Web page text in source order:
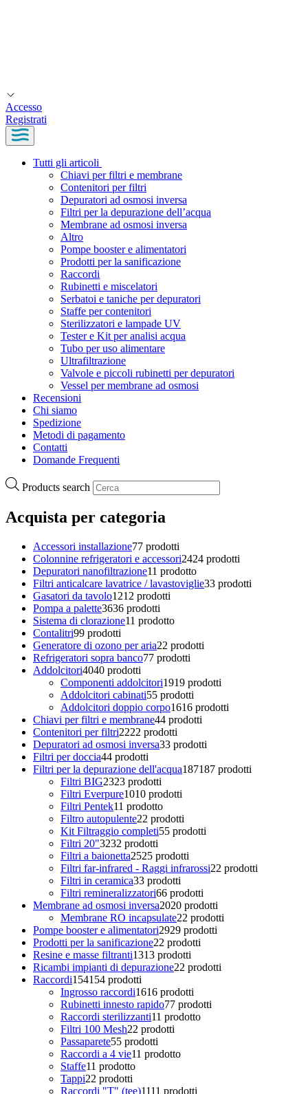
Accesso
Registrati
Tutti gli articoli
Chiavi per filtri e membrane
Contenitori per filtri
Depuratori ad osmosi inversa
Filtri per la depurazione dell’acqua
Membrane ad osmosi inversa
Altro
Pompe booster e alimentatori
Prodotti per la sanificazione
Raccordi
Rubinetti e miscelatori
Serbatoi e taniche per depuratori
Staffe per contenitori
Sterilizzatori e lampade UV
Tester e Kit per analisi acqua
Tubo per uso alimentare
Ultrafiltrazione
Valvole e piccoli rubinetti per depuratori
Vessel per membrane ad osmosi
Recensioni
Chi siamo
Spedizione
Metodi di pagamento
Contatti
Domande Frequenti
Products search
Acquista per categoria
Accessori installazione77 prodotti
Colonnine refrigeratori e accessori2424 prodotti
Depuratori nanofiltrazione11 prodotto
Filtri anticalcare lavatrice / lavastoviglie33 prodotti
Gasatori da tavolo1212 prodotti
Pompa a palette3636 prodotti
Sistema di clorazione11 prodotto
Contalitri99 prodotti
Generatore di ozono per aria22 prodotti
Refrigeratori sopra banco77 prodotti
Addolcitori4040 prodotti
Componenti addolcitori1919 prodotti
Addolcitori cabinati55 prodotti
Addolcitori doppio corpo1616 prodotti
Chiavi per filtri e membrane44 prodotti
Contenitori per filtri2222 prodotti
Depuratori ad osmosi inversa33 prodotti
Filtri per doccia44 prodotti
Filtri per la depurazione dell'acqua187187 prodotti
Filtri BIG2323 prodotti
Filtri Everpure1010 prodotti
Filtri Pentek11 prodotto
Filtro autopulente22 prodotti
Kit Filtraggio completi55 prodotti
Filtri 20"3232 prodotti
Filtri a baionetta2525 prodotti
Filtri far-infrared - Raggi infrarossi22 prodotti
Filtri in ceramica33 prodotti
Filtri remineralizzatori66 prodotti
Membrane ad osmosi inversa2020 prodotti
Membrane RO incapsulate22 prodotti
Pompe booster e alimentatori2929 prodotti
Prodotti per la sanificazione22 prodotti
Resine e masse filtranti1313 prodotti
Ricambi impianti di depurazione22 prodotti
Raccordi154154 prodotti
Ingrosso raccordi1616 prodotti
Rubinetti innesto rapido77 prodotti
Raccordi sterilizzanti11 prodotto
Filtri 100 Mesh22 prodotti
Passaparete55 prodotti
Raccordi a 4 vie11 prodotto
Staffe11 prodotto
Tappi22 prodotti
Raccordi "T" (tee)1111 prodotti